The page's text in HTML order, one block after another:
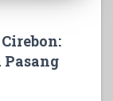
Pasang